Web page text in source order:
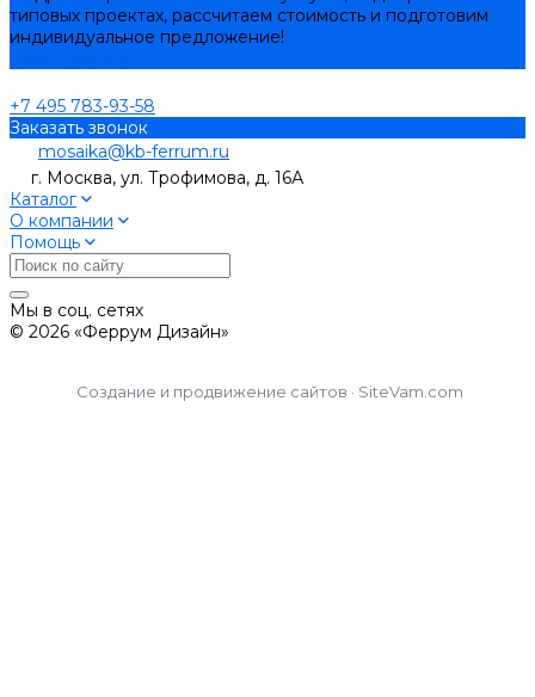
типовых проектах, рассчитаем стоимость и подготовим
индивидуальное предложение!
+7 495 783-93-58
Заказать звонок
mosaika@kb-ferrum.ru
г. Москва, ул. Трофимова, д. 16А
Каталог
О компании
Помощь
Мы в соц. сетях
© 2026 «Феррум Дизайн»
Создание и продвижение сайтов · SiteVam.com